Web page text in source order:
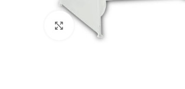
Натисніть, щоб збільшити